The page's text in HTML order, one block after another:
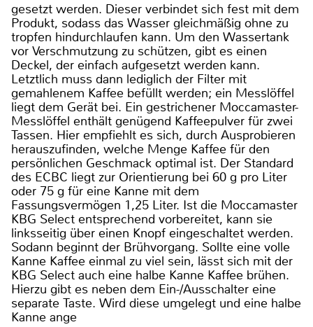
gesetzt werden. Dieser verbindet sich fest mit dem
Produkt, sodass das Wasser gleichmäßig ohne zu
tropfen hindurchlaufen kann. Um den Wassertank
vor Verschmutzung zu schützen, gibt es einen
Deckel, der einfach aufgesetzt werden kann.
Letztlich muss dann lediglich der Filter mit
gemahlenem Kaffee befüllt werden; ein Messlöffel
liegt dem Gerät bei. Ein gestrichener Moccamaster-
Messlöffel enthält genügend Kaffeepulver für zwei
Tassen. Hier empfiehlt es sich, durch Ausprobieren
herauszufinden, welche Menge Kaffee für den
persönlichen Geschmack optimal ist. Der Standard
des ECBC liegt zur Orientierung bei 60 g pro Liter
oder 75 g für eine Kanne mit dem
Fassungsvermögen 1,25 Liter. Ist die Moccamaster
KBG Select entsprechend vorbereitet, kann sie
linksseitig über einen Knopf eingeschaltet werden.
Sodann beginnt der Brühvorgang. Sollte eine volle
Kanne Kaffee einmal zu viel sein, lässt sich mit der
KBG Select auch eine halbe Kanne Kaffee brühen.
Hierzu gibt es neben dem Ein-/Ausschalter eine
separate Taste. Wird diese umgelegt und eine halbe
Kanne ange